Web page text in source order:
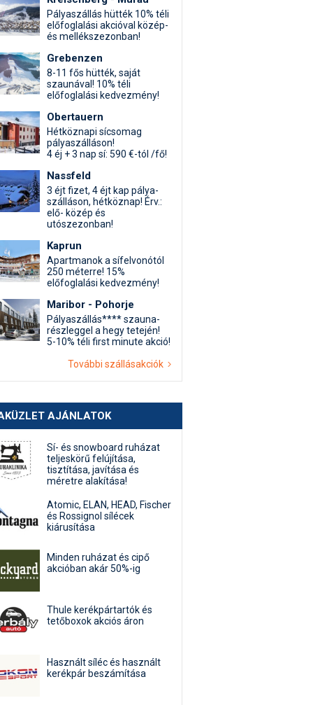
Pályaszállás hütték 10% téli
előfoglalási akcióval közép-
és mellékszezonban!
Grebenzen
8-11 fős hütték, saját
szaunával! 10% téli
előfoglalási kedvezmény!
Obertauern
Hétköznapi sícsomag
pályaszálláson!
4 éj + 3 nap sí: 590 €-tól /fő!
Nassfeld
3 éjt fizet, 4 éjt kap pálya-
szálláson, hétköznap! Érv.:
elő- közép és
utószezonban!
Kaprun
Apartmanok a sífelvonótól
250 méterre! 15%
előfoglalási kedvezmény!
Maribor - Pohorje
Pályaszállás**** szauna-
részleggel a hegy tetején!
5-10% téli first minute akció!
További szállásakciók
AJÁNLATOK
Sí- és snowboard ruházat
teljeskörű felújítása,
tisztítása, javítása és
méretre alakítása!
Atomic, ELAN, HEAD, Fischer
és Rossignol sílécek
kiárusítása
Minden ruházat és cipő
akcióban akár 50%-ig
Thule kerékpártartók és
tetőboxok akciós áron
Használt síléc és használt
kerékpár beszámítása